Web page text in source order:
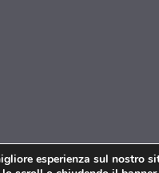
esperienza sul nostro